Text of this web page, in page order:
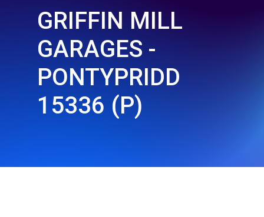
GRIFFIN MILL
GARAGES -
PONTYPRIDD
15336 (P)